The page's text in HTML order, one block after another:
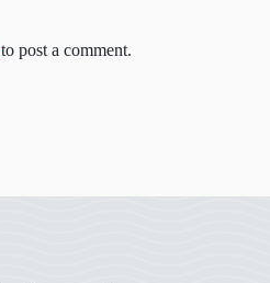
to post a comment.